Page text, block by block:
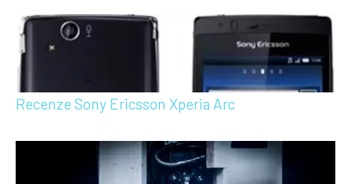
Recenze Sony Ericsson Xperia Arc